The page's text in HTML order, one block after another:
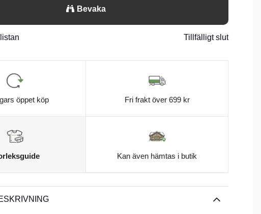
Bevaka
Tillfälligt slut
öppet köp Fri frakt över 699 kr
Kan även hämtas i butik